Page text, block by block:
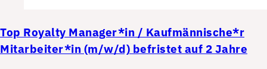
Top Royalty Manager*in / Kaufmännische*r
Mitarbeiter*in (m/w/d) befristet auf 2 Jahre